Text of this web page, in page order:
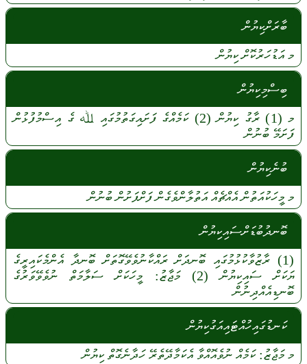
ބާރަށްކިޔުން
މއަޑުހަރުކޮށްކިޔުން
ބިސްމިކިޔުން
މ (1) ރާގު ކިޔުން (2) ކަމެއްގެފަށައިގަތުމުގައި ﷲގެ އިސްމުފުޅުން
ފަށަމޭ ބުނުން
ބުނެކިޔުން
މ މީހަކުއަތުންއެއްޗެއްއަތުލާންވެގެންފަށްފަށުންބުނުން
ބޮނދުބުޑަށްސައިކިޔުން
(1)
ރާޒުވާކުޅުމުގައިބޮނދަށްރައްކާނުވެވޭގޮތަށްބޮނދާއެންމެކައިރީގެ
ޔަކަށްސައިކިޔުން (2) މަޖާޒު: މީހަކަށް ސަލާމަތް ނުވެވޭވަރުގެ
ބޮނޑިއެއްދިނުން
ކަނޑުގައިހުއްޓައިއަގުކިޔުން
މމަޖާޒު:ކަމެއް ނުވެއޮއްވާއެކަމާދޭތެރޭހަދާނެގޮތް ކިޔުން